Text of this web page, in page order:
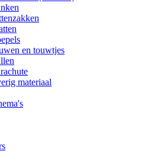
en touwtjes
materiaal